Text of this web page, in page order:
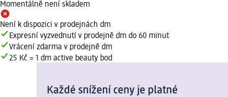
Momentálně není skladem
Není k dispozici v prodejnách dm
Expresní vyzvednutí v prodejně dm do 60 minut
Vrácení zdarma v prodejně dm
25 Kč = 1 dm active beauty bod
Každé snížení ceny je platné